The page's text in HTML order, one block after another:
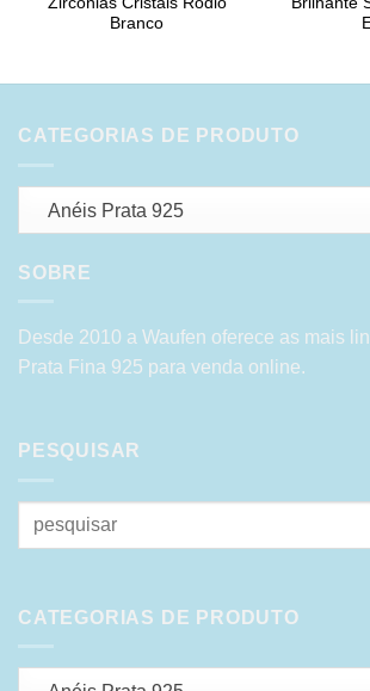
Branco
CATEGORIAS DE PRODUTO
Anéis Prata 925
SOBRE
Desde 2010 a Waufen oferece as mais
Prata Fina 925 para venda online.
PESQUISAR
Pesquisar
por:
CATEGORIAS DE PRODUTO